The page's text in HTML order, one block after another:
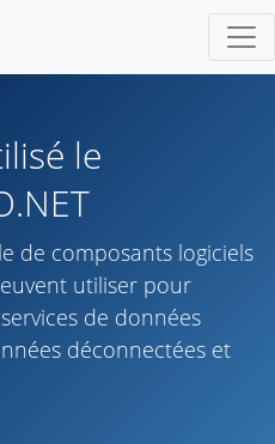
le
de composants logiciels
utiliser pour
de données
déconnectées et